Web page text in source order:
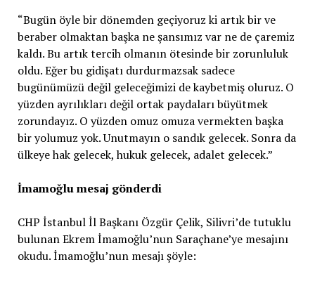
“Bugün öyle bir dönemden geçiyoruz ki artık bir ve
beraber olmaktan başka ne şansımız var ne de çaremiz
kaldı. Bu artık tercih olmanın ötesinde bir zorunluluk
oldu. Eğer bu gidişatı durdurmazsak sadece
bugünümüzü değil geleceğimizi de kaybetmiş oluruz. O
yüzden ayrılıkları değil ortak paydaları büyütmek
zorundayız. O yüzden omuz omuza vermekten başka
bir yolumuz yok. Unutmayın o sandık gelecek. Sonra da
ülkeye hak gelecek, hukuk gelecek, adalet gelecek.”
İmamoğlu mesaj gönderdi
CHP İstanbul İl Başkanı Özgür Çelik, Silivri’de tutuklu
bulunan Ekrem İmamoğlu’nun Saraçhane’ye mesajını
okudu. İmamoğlu’nun mesajı şöyle: